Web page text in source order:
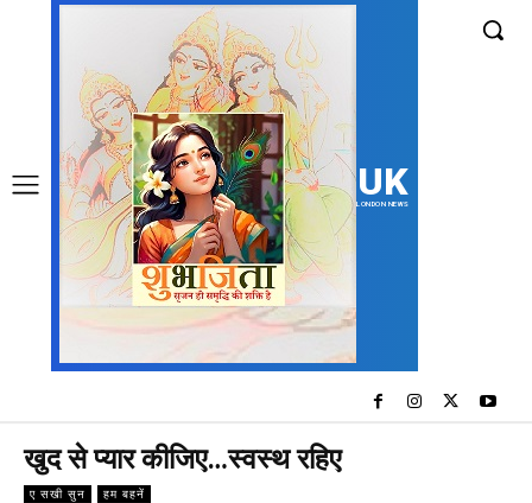
UK
LONDON NEWS
खुद से प्यार कीजिए…स्वस्थ रहिए
ए सखी सुन हम बहनें